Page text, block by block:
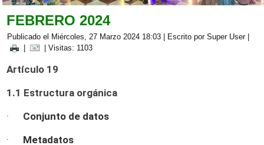
FEBRERO 2024
Publicado el Miércoles, 27 Marzo 2024 18:03 Escrito por Super User|
| Visitas: 1103
Artículo 19
1.1 Estructura orgánica
· Conjunto de datos
· Metadatos